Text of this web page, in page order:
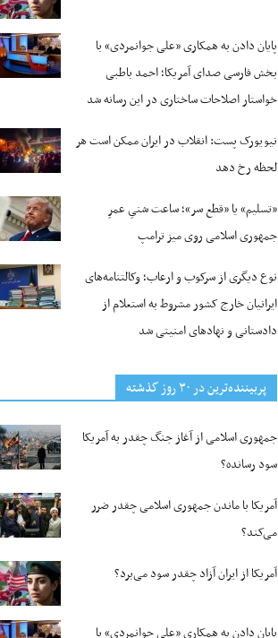
پایان دادن به همکاری «علی جوانمردی» با
بخش فارسی صدای آمریکا؛ احمد باطبی
خواستار اصلاحات ساختاری در این رسانه شد
نیویورک پست: انقلاب در ایران ممکن است هر
لحظه رخ دهد
«تسلیم» یا «قطع سر»؛ ساعت شنیِ عمرِ
جمهوری اسلامی روی میز ترامپ
نوع دیگری از سرکوب و ارعاب؛ وکالتنامه‌های
ایرانیان خارج کشور مشروط به استعلام از
دادستانی و نهادهای امنیتی شد
پربیننده‌ترین‌ در ۳۰ روز گذشته
جمهوری اسلامی از آغاز جنگ چقدر به آمریکا
سود رسانده؟
آمریکا با ماندن جمهوری اسلامی چقدر ضرر
می‌کند؟
آمریکا از ایران آزاد چقدر سود می‌برد؟
پایان دادن به همکاری «علی جوانمردی» با